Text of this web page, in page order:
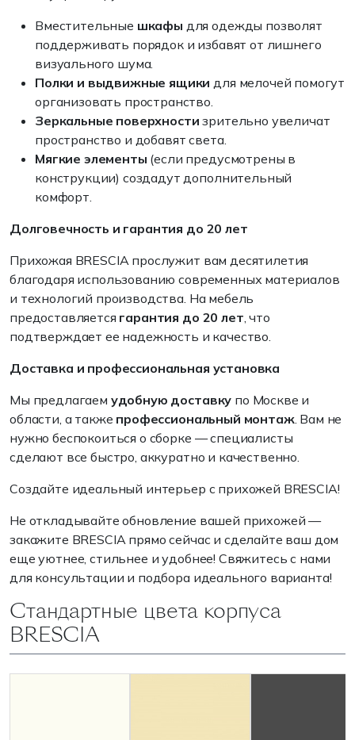
Вместительные шкафы для одежды позволят
поддерживать порядок и избавят от лишнего
визуального шума.
Полки и выдвижные ящики для мелочей помогут
организовать пространство.
Зеркальные поверхности зрительно увеличат
пространство и добавят света.
Мягкие элементы (если предусмотрены в
конструкции) создадут дополнительный
комфорт.
Долговечность и гарантия до 20 лет
Прихожая BRESCIA прослужит вам десятилетия
благодаря использованию современных материалов
и технологий производства. На мебель
предоставляется гарантия до 20 лет, что
подтверждает ее надежность и качество.
Доставка и профессиональная установка
Мы предлагаем удобную доставку по Москве и
области, а также профессиональный монтаж. Вам не
нужно беспокоиться о сборке — специалисты
сделают все быстро, аккуратно и качественно.
Создайте идеальный интерьер с прихожей BRESCIA!
Не откладывайте обновление вашей прихожей —
закажите BRESCIA прямо сейчас и сделайте ваш дом
еще уютнее, стильнее и удобнее! Свяжитесь с нами
для консультации и подбора идеального варианта!
Стандартные цвета корпуса
BRESCIA